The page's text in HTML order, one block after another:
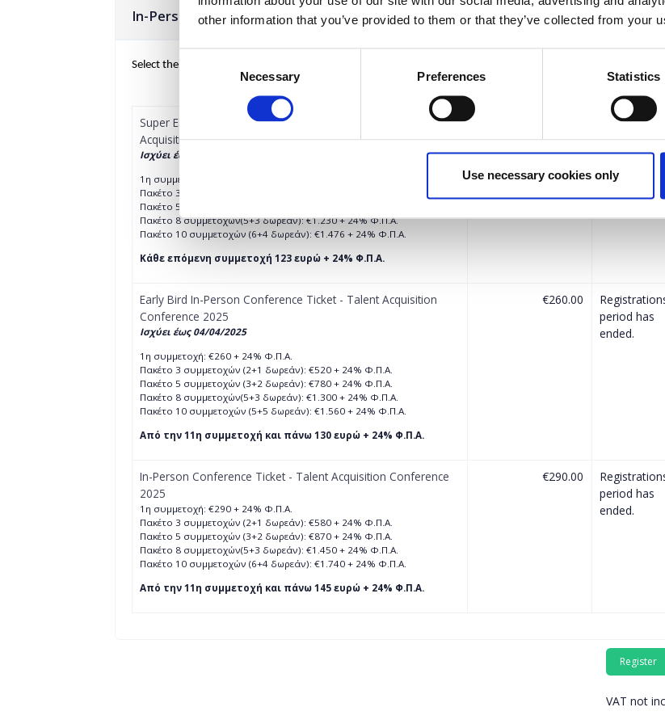
other information that you’ve provided to them or that they’ve collected from your
Necessary Preferences Statistics
Use necessary cookies only
In-Person Tickets
Select the total number of tickets you want and the free ticket(s) will be automatically calculated by the system.
Super Early Bird In-Person Conference Ticket - Talent
Acquisition Conference 2025
Ισχύει έως 04/03/2025
1η συμμετοχή: €246 + 24% Φ.Π.Α.
Πακέτο 3 συμμετοχών (2+1 δωρεάν): €492 + 24% Φ.Π.Α.
Πακέτο 5 συμμετοχών (3+2 δωρεάν): €738 + 24% Φ.Π.Α.
Πακέτο 8 συμμετοχών(5+3 δωρεάν): €1.230 + 24% Φ.Π.Α.
Πακέτο 10 συμμετοχών (6+4 δωρεάν): €1.476 + 24% Φ.Π.Α.
Κάθε επόμενη συμμετοχή 123 ευρώ + 24% Φ.Π.Α.
Registrations
period has
ended.
Early Bird In-Person Conference Ticket - Talent Acquisition
Conference 2025
Ισχύει έως 04/04/2025
1η συμμετοχή: €260 + 24% Φ.Π.Α.
Πακέτο 3 συμμετοχών (2+1 δωρεάν): €520 + 24% Φ.Π.Α.
Πακέτο 5 συμμετοχών (3+2 δωρεάν): €780 + 24% Φ.Π.Α.
Πακέτο 8 συμμετοχών(5+3 δωρεάν): €1.300 + 24% Φ.Π.Α.
Πακέτο 10 συμμετοχών (5+5 δωρεάν): €1.560 + 24% Φ.Π.Α.
Από την 11η συμμετοχή και πάνω 130 ευρώ + 24% Φ.Π.Α.
€260.00
period has
ended.
In-Person Conference Ticket - Talent Acquisition Conference
2025
1η συμμετοχή: €290 + 24% Φ.Π.Α.
Πακέτο 3 συμμετοχών (2+1 δωρεάν): €580 + 24% Φ.Π.Α.
Πακέτο 5 συμμετοχών (3+2 δωρεάν): €870 + 24% Φ.Π.Α.
Πακέτο 8 συμμετοχών(5+3 δωρεάν): €1.450 + 24% Φ.Π.Α.
Πακέτο 10 συμμετοχών (6+4 δωρεάν): €1.740 + 24% Φ.Π.Α.
Από την 11η συμμετοχή και πάνω 145 ευρώ + 24% Φ.Π.Α.
€290.00
period has
ended.
VAT not